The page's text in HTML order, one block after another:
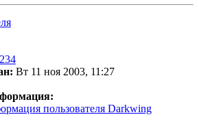
Вт 11 ноя 2003, 11:27
пользователя Darkwing